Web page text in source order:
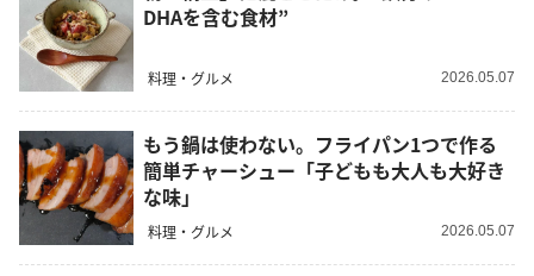
DHAを含む食材”
料理・グルメ 2026.05.07
もう鍋は使わない。フライパン1つで作る
簡単チャーシュー「子どもも大人も大好き
な味」
料理・グルメ 2026.05.07